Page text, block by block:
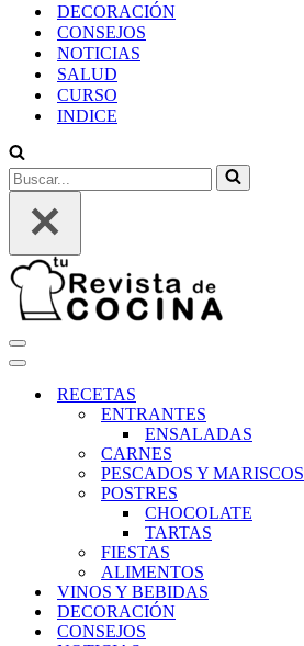
DECORACIÓN
CONSEJOS
NOTICIAS
SALUD
CURSO
INDICE
Buscar...
Menú
de
Menú
navegaciónRECETAS
ENTRANTES
ENSALADAS
CARNES
PESCADOS Y MARISCOS
POSTRES
CHOCOLATE
TARTAS
FIESTAS
ALIMENTOS
VINOS Y BEBIDAS
DECORACIÓN
CONSEJOS